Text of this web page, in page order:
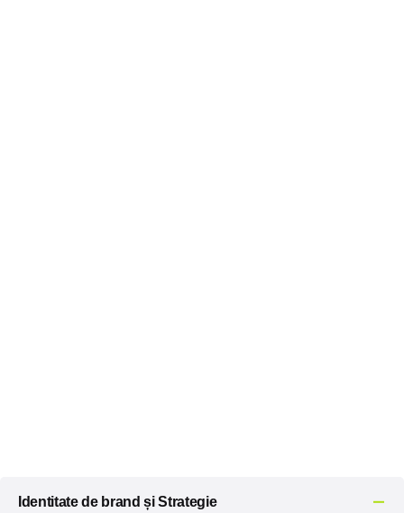
Identitate de brand și Strategie